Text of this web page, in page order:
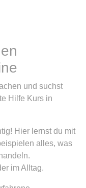
und suchst
Hilfe Kurs in
Hier lernst du mit
alles, was
im Alltag.